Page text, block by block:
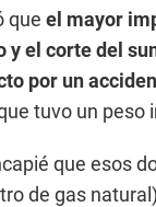
que el mayor
y el corte del
por un
tuvo un peso
que esos
de gas